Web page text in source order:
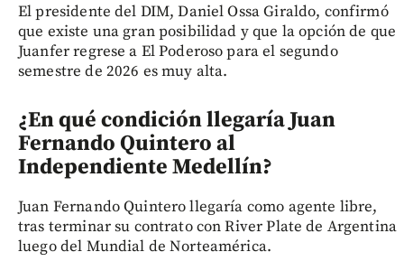
El presidente del DIM, Daniel Ossa Giraldo, confirmó
que existe una gran posibilidad y que la opción de que
Juanfer regrese a El Poderoso para el segundo
semestre de 2026 es muy alta.
¿En qué condición llegaría Juan
Fernando Quintero al
Independiente Medellín?
Juan Fernando Quintero llegaría como agente libre,
tras terminar su contrato con River Plate de Argentina
luego del Mundial de Norteamérica.